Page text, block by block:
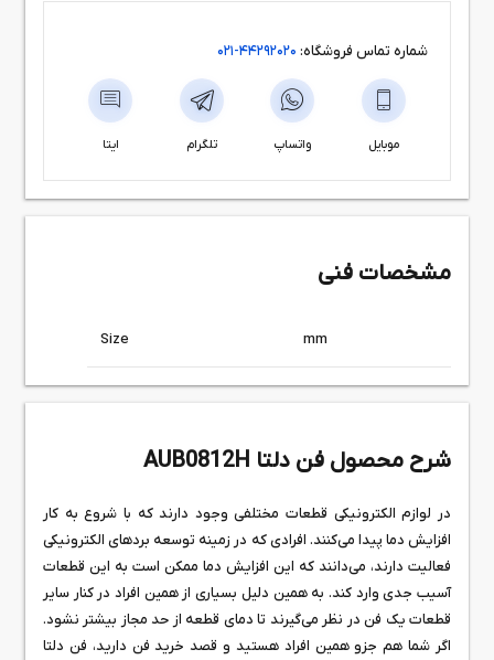
شماره تماس فروشگاه: 44292020-021
موبایل واتساپ تلگرام ایتا
مشخصات فنی
Size mm
شرح محصول فن دلتا AUB0812H
در لوازم الکترونیکی قطعات مختلفی وجود دارند که با شروع به کار
افزایش دما پیدا می‌کنند. افرادی که در زمینه توسعه بردهای الکترونیکی
فعالیت دارند، می‌دانند که این افزایش دما ممکن است به این قطعات
آسیب جدی وارد کند. به همین دلیل بسیاری از همین افراد در کنار سایر
قطعات یک فن در نظر می‌گیرند تا دمای قطعه از حد مجاز بیشتر نشود.
اگر شما هم جزو همین افراد هستید و قصد خرید فن دارید، فن دلتا